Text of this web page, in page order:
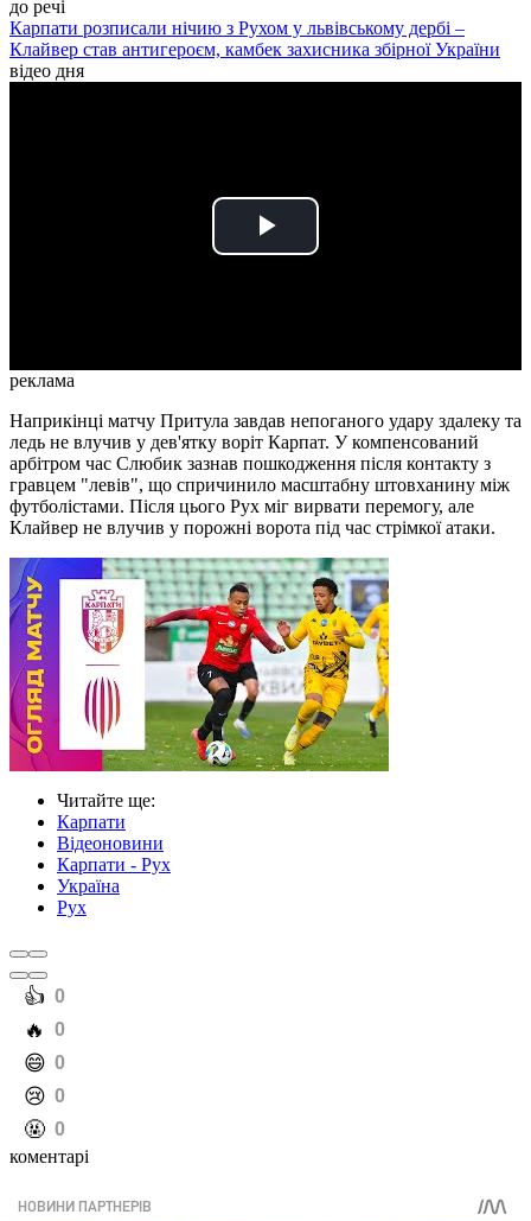
до речі
Карпати розписали нічию з Рухом у львівському дербі –
Клайвер став антигероєм, камбек захисника збірної України
відео дня
Play
реклама
Наприкінці матчу Притула завдав непоганого удару здалеку та
ледь не влучив у дев'ятку воріт Карпат. У компенсований
арбітром час Слюбик зазнав пошкодження після контакту з
гравцем "левів", що спричинило масштабну штовханину між
футболістами. Після цього Рух міг вирвати перемогу, але
Клайвер не влучив у порожні ворота під час стрімкої атаки.
Читайте ще:
Карпати
Відеоновини
Карпати - Рух
Україна
Рух
️👍 0
️🔥 0
️😄 0
️😢 0
️🤬 0
коментарі